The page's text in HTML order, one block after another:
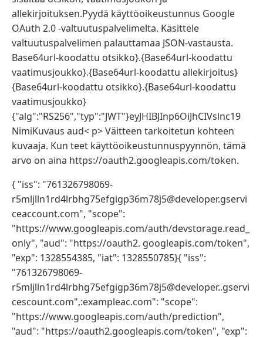
allekirjoituksen.Pyydä käyttöoikeustunnus Google
OAuth 2.0 -valtuutuspalvelimelta. Käsittele
valtuutuspalvelimen palauttamaa JSON-vastausta.
Base64url-koodattu otsikko}.{Base64url-koodattu
vaatimusjoukko}.{Base64url-koodattu allekirjoitus}
{Base64url-koodattu otsikko}.{Base64url-koodattu
vaatimusjoukko}
{"alg":"RS256","typ":"JWT"}eyJHIBJInp6OiJhCIVslnc19
NimiKuvaus aud< p> Väitteen tarkoitetun kohteen
kuvaaja. Kun teet käyttöoikeustunnuspyynnön, tämä
arvo on aina https://oauth2.googleapis.com/token.
{ "iss": "761326798069-
r5mljlln1rd4lrbhg75efgigp36m78j5@developer.gservi
ceaccount.com", "scope":
"https://www.googleapis.com/auth/devstorage.read_
only", "aud": "https://oauth2. googleapis.com/token",
"exp": 1328554385, "iat": 1328550785}{ "iss":
"761326798069-
r5mljlln1rd4lrbhg75efgigp36m78j5@developer..gservi
cescount.com",:exampleac.com": "scope":
"https://www.googleapis.com/auth/prediction",
"aud": "https://oauth2.googleapis.com/token", "exp":